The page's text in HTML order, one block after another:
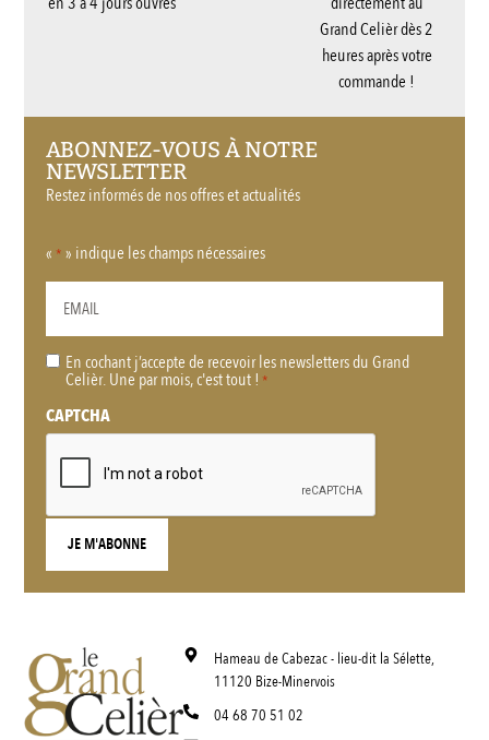
Grand Celièr dès 2
heures après votre
commande !
ABONNEZ-VOUS À NOTRE
NEWSLETTER
Restez informés de nos offres et actualités
« * » indique les champs nécessaires
RGPDEn cochant j’accepte de recevoir les newsletters du Grand
Celièr. Une par mois, c'est tout ! *
CAPTCHA
Hameau de Cabezac - lieu-dit la Sélette,
11120 Bize-Minervois
04 68 70 51 02